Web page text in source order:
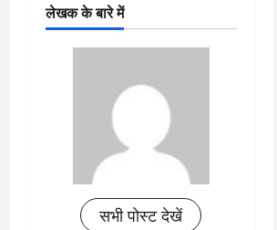
लेखक के बारे में
सभी पोस्ट देखें